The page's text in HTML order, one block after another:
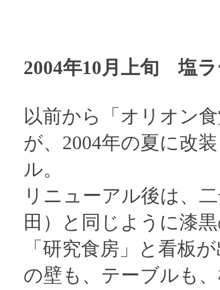
2004年10月上旬 塩
以前から「オリオン
が、2004年の夏に改
ル。
リニューアル後は、
田）と同じように漆
「研究食房」と看板
の壁も、テーブルも